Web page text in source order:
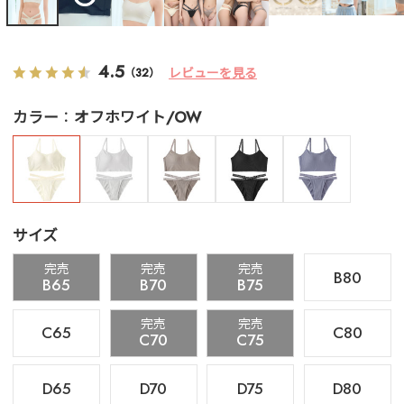
4.5 （32） レビューを見る
カラー オフホワイト/OW
サイズ
完売
B65
完売
B70
完売
B75 B80
C65 完売
C70
完売
C75 C80
D65 D70 D75 D80